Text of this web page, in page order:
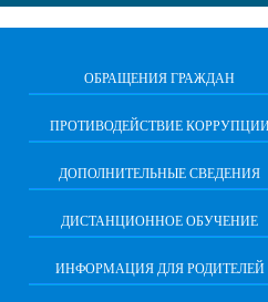
ОБРАЩЕНИЯ ГРАЖДАН
ПРОТИВОДЕЙСТВИЕ
ДОПОЛНИТЕЛЬНЫЕ СВЕДЕНИЯ
ДИСТАНЦИОННОЕ ОБУЧЕНИЕ
ИНФОРМАЦИЯ ДЛЯ РОДИТЕЛЕЙ